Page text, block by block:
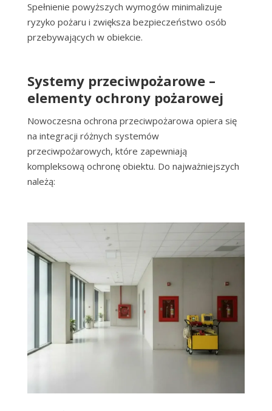
Spełnienie powyższych wymogów minimalizuje
ryzyko pożaru i zwiększa bezpieczeństwo osób
przebywających w obiekcie.
Systemy przeciwpożarowe –
elementy ochrony pożarowej
Nowoczesna ochrona przeciwpożarowa opiera się
na integracji różnych systemów
przeciwpożarowych, które zapewniają
kompleksową ochronę obiektu. Do najważniejszych
należą: